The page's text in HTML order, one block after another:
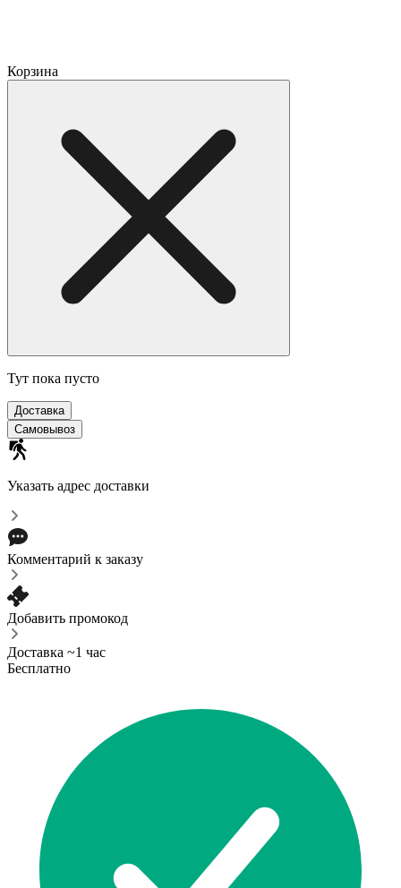
Корзина
Тут пока пусто
Доставка
Самовывоз
Указать адрес доставки
Комментарий к заказу
Добавить промокод
Доставка ~1 час
Бесплатно